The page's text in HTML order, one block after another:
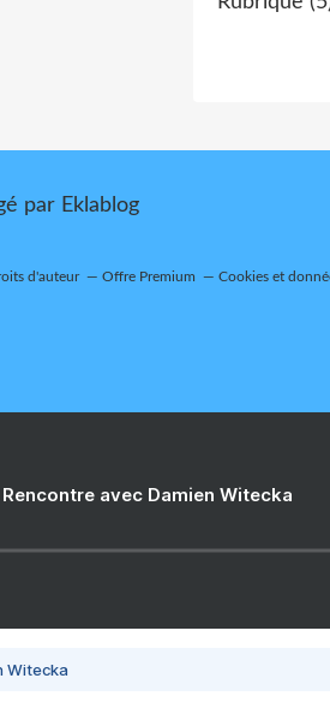
par Eklablog
d'auteur Offre Premium Cookies et
avec Damien Witecka
Witecka